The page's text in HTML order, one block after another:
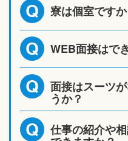
Q 寮は個室ですか
Q WEB面接はで
Q 面接はスーツ
うか？
Q 仕事の紹介や